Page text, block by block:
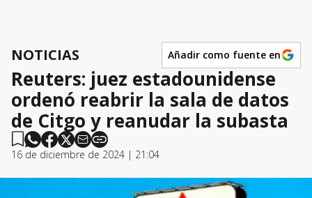
NOTICIAS Añadir como fuente en
Reuters: juez estadounidense
ordenó reabrir la sala de datos
de Citgo y reanudar la subasta
16 de diciembre de 2024 | 21:04